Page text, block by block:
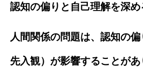
認知の偏りと自己理解を深め
人間関係の問題は、認知の
先入観）が影響することが